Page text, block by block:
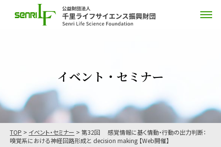
イベント・セミナー
TOP > イベント・セミナー > 第32回 感覚情報に基く情動・行動の出力判断：
嗅覚系における神経回路形成と decision making 【Web開催】